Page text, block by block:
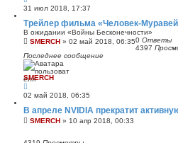
31 июл 2018, 17:37
Трейлер фильма «Человек-
В ожидании «Войны Бесконечности»
SMERCH » 02 май 2018, 06:350 Ответы
4397
Последнее сообщение
SMERCH
02 май 2018, 06:35
В апреле NVIDIA прекратит
SMERCH » 10 апр 2018, 00:33